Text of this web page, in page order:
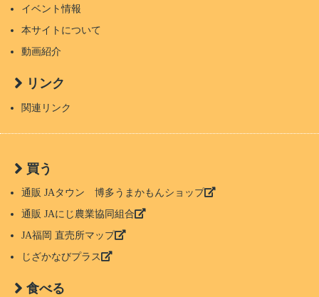
イベント情報
本サイトについて
動画紹介
リンク
関連リンク
買う
通販 JAタウン 博多うまかもんショップ
通販 JAにじ農業協同組合
JA福岡 直売所マップ
じざかなびプラス
食べる